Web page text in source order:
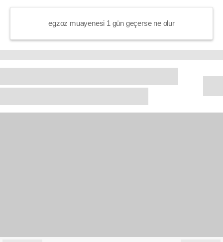
egzoz muayenesi 1 gün geçerse ne olur